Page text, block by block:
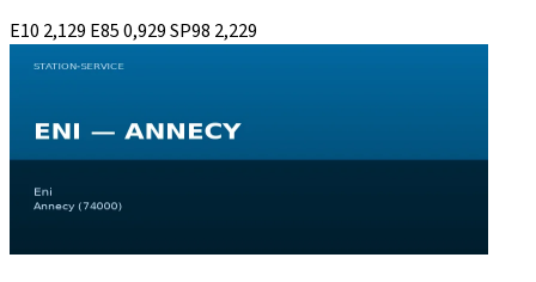
E10 2,129 E850,929SP98 2,229